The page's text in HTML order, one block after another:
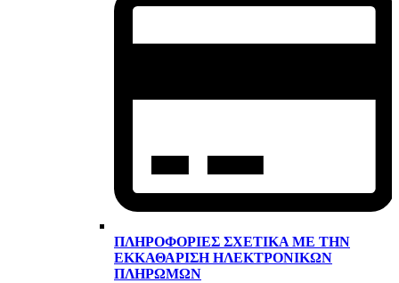
ΠΛΗΡΟΦΟΡΊΕΣ ΣΧΕΤΙΚΆ ΜΕ ΤΗΝ
ΕΚΚΑΘΆΡΙΣΗ ΗΛΕΚΤΡΟΝΙΚΏΝ
ΠΛΗΡΩΜΏΝ